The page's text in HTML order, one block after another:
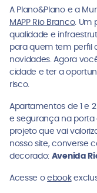
A Plano&Plano e a
MAPP Rio Branco. Um
qualidade e
para quem tem perfil
novidades. Agora
cidade e ter a
risco.
Apartamentos de 1 e
e segurança na
projeto que vai
nosso site, converse
decorado: Avenida
Acesse oebook